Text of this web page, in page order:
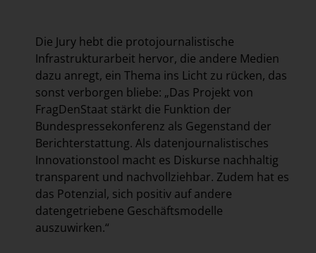
Die Jury hebt die protojournalistische
Infrastrukturarbeit hervor, die andere Medien
dazu anregt, ein Thema ins Licht zu rücken, das
sonst verborgen bliebe: „Das Projekt von
FragDenStaat stärkt die Funktion der
Bundespressekonferenz als Gegenstand der
Berichterstattung. Als datenjournalistisches
Innovationstool macht es Diskurse nachhaltig
transparent und nachvollziehbar. Zudem hat es
das Potenzial, sich positiv auf andere
datengetriebene Geschäftsmodelle
auszuwirken.“